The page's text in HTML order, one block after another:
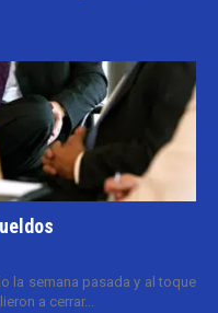
la semana pasada y al toque
a cerrar...